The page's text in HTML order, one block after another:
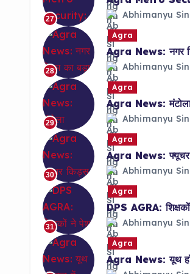
27 Abhimanyu
28
Agra
Agra News: नगर
Abhimanyu
29
Agra
Agra News: मंटोला
Abhimanyu
30
Agra
Agra News: फ्यूचर
Abhimanyu
31
Agra
DPS AGRA:
Abhimanyu
Agra
Agra News: यूथ